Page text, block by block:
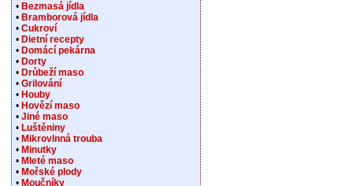
• Bezmasá jídla
• Bramborová jídla
• Cukroví
• Dietní recepty
• Domácí pekárna
• Dorty
• Drůbeží maso
• Grilování
• Houby
• Hovězí maso
• Jiné maso
• Luštěniny
• Mikrovlnná trouba
• Minutky
• Mleté maso
• Mořské plody
• Moučníky